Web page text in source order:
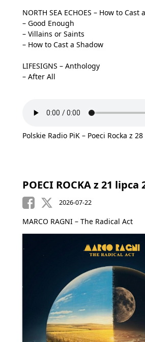
NORTH SEA ECHOES – How to Cast
– Good Enough
– Villains or Saints
– How to Cast a Shadow
LIFESIGNS – Anthology
– After All
Polskie Radio PiK – Poeci Rocka z
POECI ROCKA z 21 lipca
2026-07-22
MARCO RAGNI – The Radical Act